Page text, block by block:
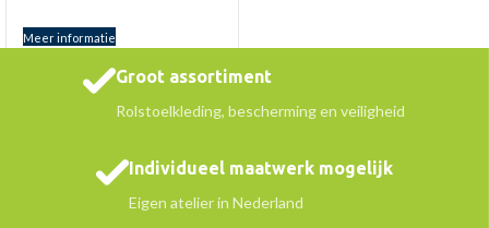
Meer informatie
Groot assortiment
Rolstoelkleding, bescherming en veiligheid
Individueel maatwerk mogelijk
Eigen atelier in Nederland